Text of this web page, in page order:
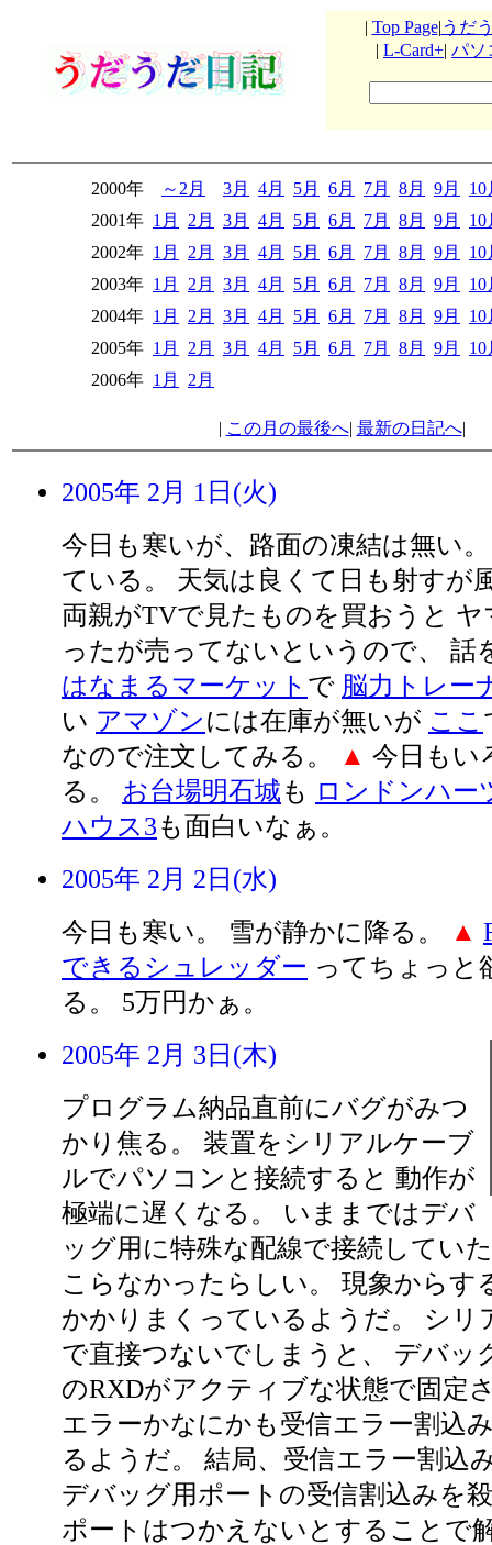
| Top Page| うだ
| L-Card+| パソ
2000年 ～2月 3月 4月 5月 6月 7月 8月 9月
10
2001年 1月 2月 3月 4月 5月 6月 7月 8月 9月
10
2002年 1月 2月 3月 4月 5月 6月 7月 8月 9月
10
2003年 1月 2月 3月 4月 5月 6月 7月 8月 9月
10
2004年 1月 2月 3月 4月 5月 6月 7月 8月 9月
10
2005年 1月 2月 3月 4月 5月 6月 7月 8月 9月
10
2006年 1月 2月
| この月の最後へ| 最新の日記へ|
2005年 2月 1日(火)
今日も寒いが、路面の凍結は無い
ている。 天気は良くて日も射すが
両親がTVで見たものを買おうと ヤ
ったが売ってないというので、 話
はなまるマーケット で 脳力トレー
い アマゾンには在庫が無いが ここ
なので注文してみる。
▲ 今日もい
る。 お台場明石城も ロンドンハー
ハウス3も面白いなぁ。
2005年 2月 2日(水)
今日も寒い。 雪が静かに降る。
▲
できるシュレッダー ってちょっと
る。 5万円かぁ。
2005年 2月 3日(木)
プログラム納品直前にバグがみつ
かり焦る。 装置をシリアルケーブ
ルでパソコンと接続すると 動作が
極端に遅くなる。 いままではデバ
ッグ用に特殊な配線で接続してい
こらなかったらしい。 現象からす
かかりまくっているようだ。 シリ
で直接つないでしまうと、 デバッ
のRXDがアクティブな状態で固定
エラーかなにかも受信エラー割込
るようだ。 結局、受信エラー割込
デバッグ用ポートの受信割込みを
ポートはつかえないとすることで